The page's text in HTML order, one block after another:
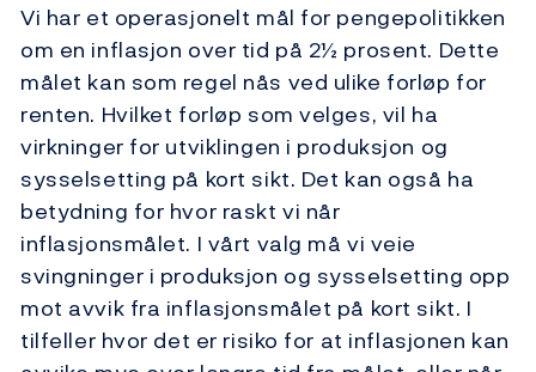
Vi har et operasjonelt mål for pengepolitikken
om en inflasjon over tid på 2½ prosent. Dette
målet kan som regel nås ved ulike forløp for
renten. Hvilket forløp som velges, vil ha
virkninger for utviklingen i produksjon og
sysselsetting på kort sikt. Det kan også ha
betydning for hvor raskt vi når
inflasjonsmålet. I vårt valg må vi veie
svingninger i produksjon og sysselsetting opp
mot avvik fra inflasjonsmålet på kort sikt. I
tilfeller hvor det er risiko for at inflasjonen kan